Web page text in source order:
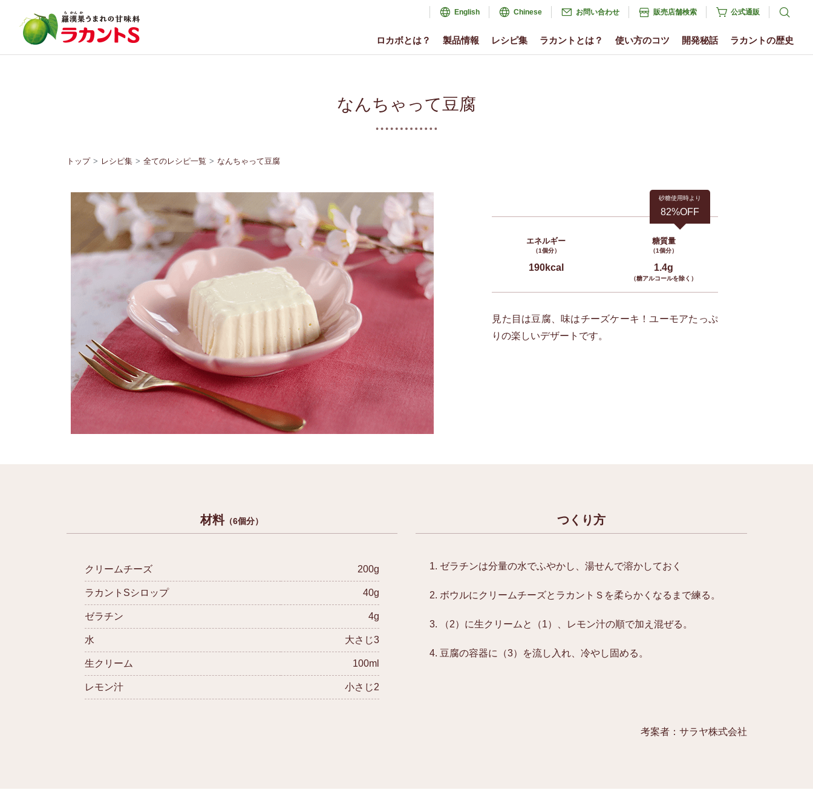
ロカボとは？ 製品情報 レシピ集 ラカントとは？ 使い方のコツ 開発秘話 ラカントの歴史
English Chinese お問い合わせ 販売店舗検索 公式通販
なんちゃって豆腐
トップ レシピ集 全てのレシピ一覧 なんちゃって豆腐
砂糖使用時より
82%OFF
エネルギー
（1個分）
190kcal
糖質量
（1個分）
1.4g
（糖アルコールを除く）
見た目は豆腐、味はチーズケーキ！ユーモアたっぷ
りの楽しいデザートです。
材料（6個分）
クリームチーズ 200g
ラカントSシロップ 40g
ゼラチン 4g
水 大さじ3
生クリーム 100ml
レモン汁 小さじ2
つくり方
ゼラチンは分量の水でふやかし、湯せんで溶かしておく
ボウルにクリームチーズとラカントＳを柔らかくなるまで練る。
（2）に生クリームと（1）、レモン汁の順で加え混ぜる。
豆腐の容器に（3）を流し入れ、冷やし固める。
考案者：サラヤ株式会社